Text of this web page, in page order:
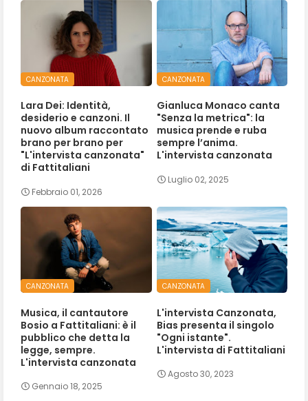
CANZONATA
Lara Dei: Identità,
desiderio e canzoni. Il
nuovo album raccontato
brano per brano per
"L'intervista canzonata"
di Fattitaliani
Febbraio 01, 2026
CANZONATA
Gianluca Monaco canta
"Senza la metrica": la
musica prende e ruba
sempre l’anima.
L'intervista canzonata
Luglio 02, 2025
CANZONATA
Musica, il cantautore
Bosio a Fattitaliani: è il
pubblico che detta la
legge, sempre.
L'intervista canzonata
Gennaio 18, 2025
CANZONATA
L'intervista Canzonata,
Bias presenta il singolo
"Ogni istante".
L'intervista di Fattitaliani
Agosto 30, 2023